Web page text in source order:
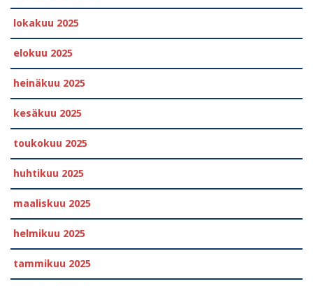
lokakuu 2025
elokuu 2025
heinäkuu 2025
kesäkuu 2025
toukokuu 2025
huhtikuu 2025
maaliskuu 2025
helmikuu 2025
tammikuu 2025